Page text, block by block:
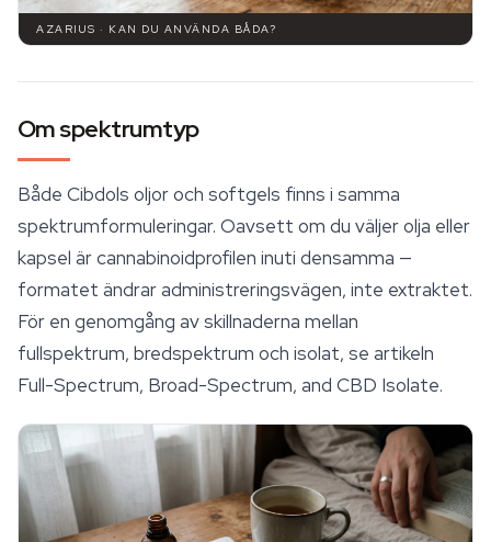
AZARIUS · KAN DU ANVÄNDA BÅDA?
Om spektrumtyp
Både Cibdols oljor och softgels finns i samma
spektrumformuleringar. Oavsett om du väljer olja eller
kapsel är cannabinoidprofilen inuti densamma —
formatet ändrar administreringsvägen, inte extraktet.
För en genomgång av skillnaderna mellan
fullspektrum, bredspektrum och isolat, se artikeln
Full-Spectrum, Broad-Spectrum, and CBD Isolate.